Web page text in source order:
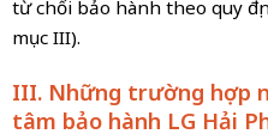
từ chối bảo hành theo quy
mục III).
III. Những trường hợp
tâm bảo hành LG Hải